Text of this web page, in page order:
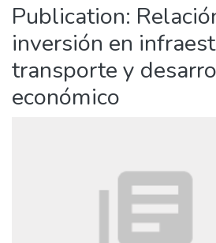
Publication:
inversión en
transporte y
económico